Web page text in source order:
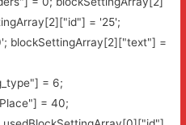
= '25';
blockSettingArray[2]["text"] =
= 6;
= 40;